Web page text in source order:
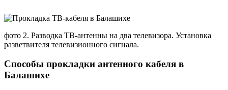
фото 2. Разводка ТВ-антенны на два телевизора. Установка
разветвителя телевизионного сигнала.
Способы прокладки антенного кабеля в
Балашихе